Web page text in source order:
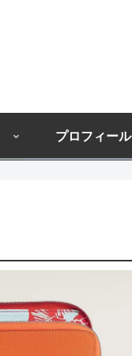
プロフィール